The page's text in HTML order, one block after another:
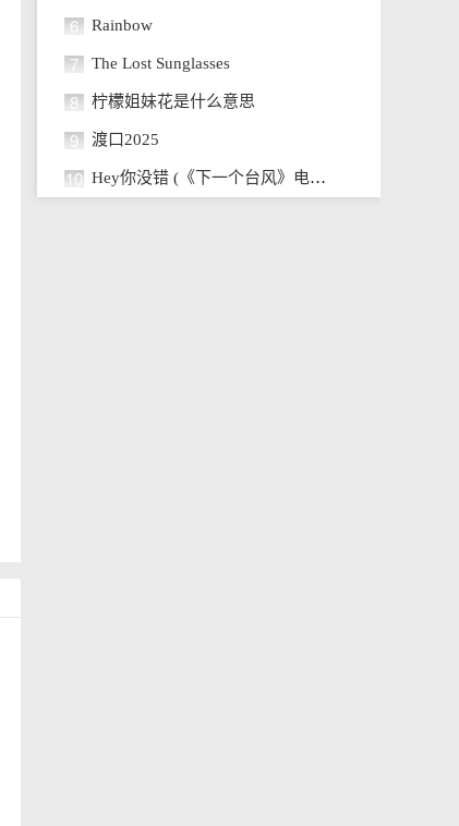
6 Rainbow
7 The Lost Sunglasses
8 柠檬姐妹花是什么意思
9 渡口2025
10 Hey你没错 (《下一个台风》电影主